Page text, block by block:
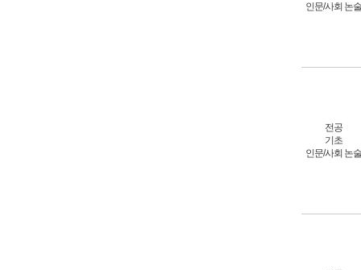
인문/사회 논술
전공
기초
인문/사회 논술